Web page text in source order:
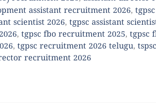
assistant recruitment 2026,
scientist 2026, tgpsc assistant
, tgpsc fbo recruitment 2025, tgpsc
, tgpsc recruitment 2026 telugu,
recruitment 2026